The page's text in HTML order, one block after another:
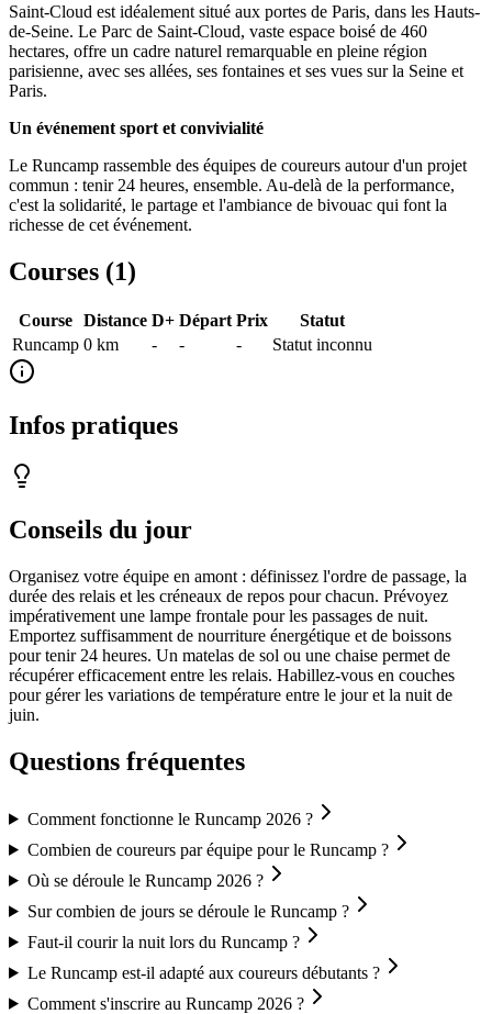
Saint-Cloud est idéalement situé aux portes de Paris, dans les Hauts-
de-Seine. Le Parc de Saint-Cloud, vaste espace boisé de 460
hectares, offre un cadre naturel remarquable en pleine région
parisienne, avec ses allées, ses fontaines et ses vues sur la Seine et
Paris.
Un événement sport et convivialité
Le Runcamp rassemble des équipes de coureurs autour d'un projet
commun : tenir 24 heures, ensemble. Au-delà de la performance,
c'est la solidarité, le partage et l'ambiance de bivouac qui font la
richesse de cet événement.
Courses (1)
Course Distance D+ Départ Prix
Statut
Runcamp 0 km - - - Statut inconnu
Infos pratiques
Conseils du jour
Organisez votre équipe en amont : définissez l'ordre de passage, la
durée des relais et les créneaux de repos pour chacun. Prévoyez
impérativement une lampe frontale pour les passages de nuit.
Emportez suffisamment de nourriture énergétique et de boissons
pour tenir 24 heures. Un matelas de sol ou une chaise permet de
récupérer efficacement entre les relais. Habillez-vous en couches
pour gérer les variations de température entre le jour et la nuit de
juin.
Questions fréquentes
Comment fonctionne le Runcamp 2026 ?
Combien de coureurs par équipe pour le Runcamp ?
Où se déroule le Runcamp 2026 ?
Sur combien de jours se déroule le Runcamp ?
Faut-il courir la nuit lors du Runcamp ?
Le Runcamp est-il adapté aux coureurs débutants ?
Comment s'inscrire au Runcamp 2026 ?